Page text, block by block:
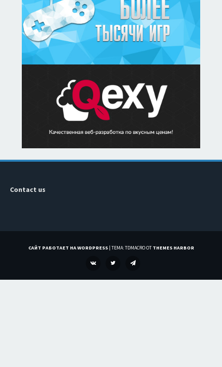
Contact us
САЙТ РАБОТАЕТ НА WORDPRESS | ТЕМА: TDMACRO ОТ THEMES HARBOR
TWITTER